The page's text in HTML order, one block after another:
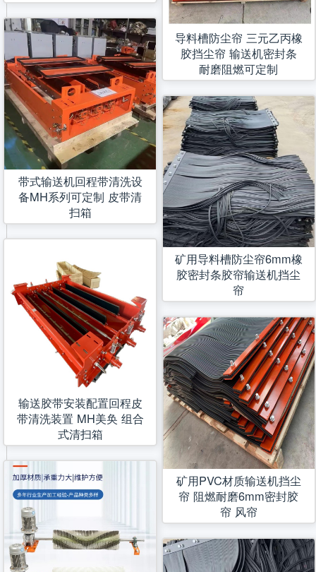
带式输送机回程带清洗设
备MH系列可定制 皮带清
扫箱
输送胶带安装配置回程皮
带清洗装置 MH美奂 组合
式清扫箱
导料槽防尘帘 三元乙丙橡
胶挡尘帘 输送机密封条
耐磨阻燃可定制
矿用导料槽防尘帘6mm橡
胶密封条胶帘输送机挡尘
帘
矿用PVC材质输送机挡尘
帘 阻燃耐磨6mm密封胶
帘 风帘